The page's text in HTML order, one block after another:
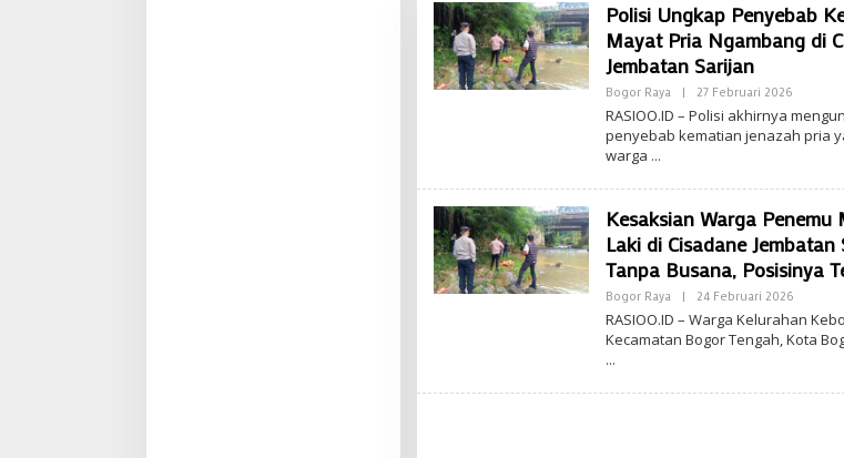
Polisi Ungkap Penyebab
Mayat Pria Ngambang di
Jembatan Sarijan
Bogor Raya | 27 Februari 2026Oleh
:
Taqi
RASIOO.ID – Polisi akhirnya
penyebab kematian jenazah pria
warga
Kesaksian Warga Penemu
Laki di Cisadane Jembatan
Tanpa Busana, Posisinya
Bogor Raya | 24 Februari 2026Oleh
:
Taqi
‎RASIOO.ID – Warga Kelurahan
Kecamatan Bogor Tengah, Kota